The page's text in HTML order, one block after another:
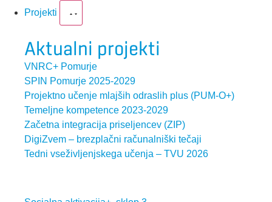
Projekti
Aktualni projekti
VNRC+ Pomurje
SPIN Pomurje 2025-2029
Projektno učenje mlajših odraslih plus (PUM-O+)
Temeljne kompetence 2023-2029
Začetna integracija priseljencev (ZIP)
DigiZvem – brezplačni računalniški tečaji
Tedni vseživljenjskega učenja – TVU 2026